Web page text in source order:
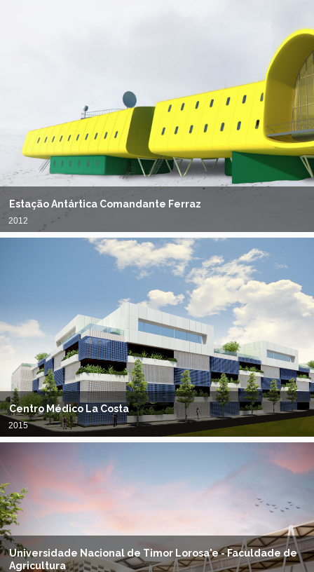
Estação Antártica Comandante Ferraz
2012
Centro Médico La Costa
2015
Universidade Nacional de Timor Lorosa'e - Faculdade de
Agricultura